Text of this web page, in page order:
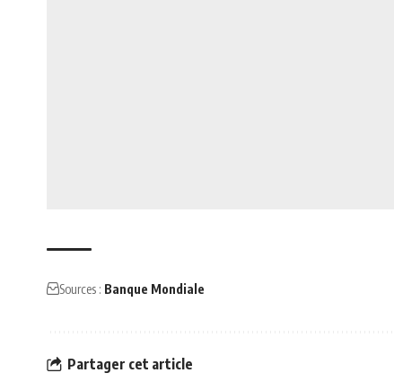
Sources : Banque Mondiale
Partager cet article